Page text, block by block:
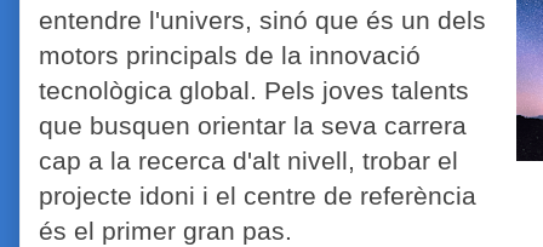
entendre l'univers, sinó que és un dels
motors principals de la innovació
tecnològica global. Pels joves talents
que busquen orientar la seva carrera
cap a la recerca d'alt nivell, trobar el
projecte idoni i el centre de referència
és el primer gran pas.